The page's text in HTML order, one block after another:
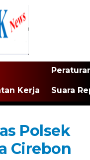
Kerja Suara
Polsek
Cirebon